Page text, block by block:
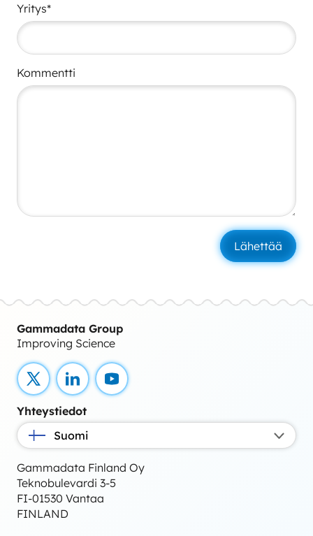
Yritys*
Kommentti
Gammadata Group
Improving Science
X LinkedInYouTube
Yhteystiedot
Suomi
Gammadata Finland Oy
Teknobulevardi 3-5
FI-01530 Vantaa
FINLAND